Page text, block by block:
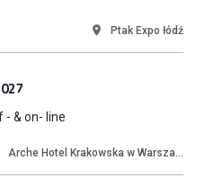
Warszawa
Kraków
Ptak Expo łódź
- & on- line
Arche Hotel Krakowska w Warsza...